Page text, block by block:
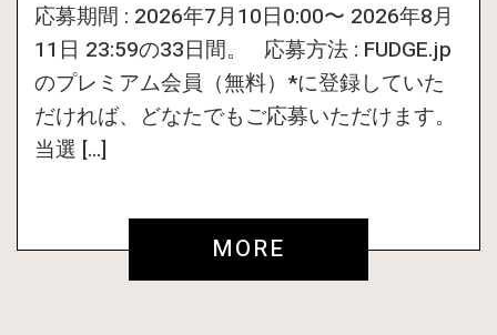
応募期間 : 2026年7月10日0:00〜 2026年8月
11日 23:59の33日間。 応募方法 : FUDGE.jp
のプレミアム会員（無料）*に登録していた
だければ、どなたでもご応募いただけます。
当選 […]
MORE